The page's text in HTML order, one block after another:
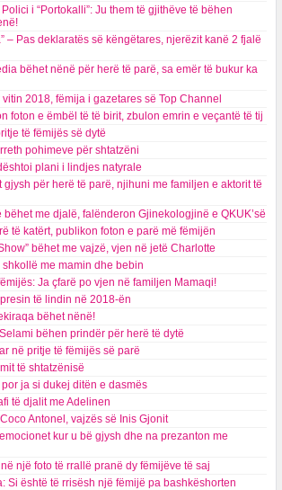
i “Portokalli”: Ju them të gjithëve të bëhen
– Pas deklaratës së këngëtares, njerëzit kanë 2 fjalë
bëhet nënë për herë të parë, sa emër të bukur ka
2018, fëmija i gazetares së Top Channel
foton e ëmbël të të birit, zbulon emrin e veçantë të tij
të fëmijës së dytë
pohimeve për shtatzëni
plani i lindjes natyrale
gjysh për herë të parë, njihuni me familjen e aktorit të
bëhet me djalë, falënderon Gjinekologjinë e QKUK’së
të katërt, publikon foton e parë më fëmijën
bëhet me vajzë, vjen në jetë Charlotte
me mamin dhe bebin
Ja çfarë po vjen në familjen Mamaqi!
të lindin në 2018-ën
bëhet nënë!
bëhen prindër për herë të dytë
në pritje të fëmijës së parë
të shtatzënisë
ja si dukej ditën e dasmës
të djalit me Adelinen
Antonel, vajzës së Inis Gjonit
kur u bë gjysh dhe na prezanton me
një foto të rrallë pranë dy fëmijëve të saj
Si është të rrisësh një fëmijë pa bashkëshorten